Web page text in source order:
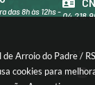
Arroio do Padre /
cookies para
das 8h às 12hs -
Versão do Sistema:3.5.3 -
06/08/2026 16:33